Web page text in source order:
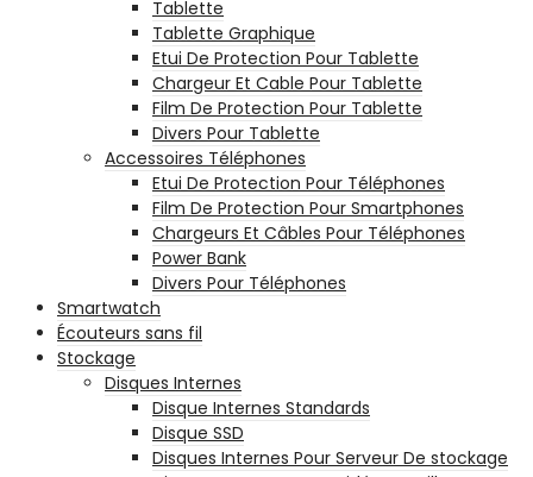
Tablette
Tablette Graphique
Etui De Protection Pour Tablette
Chargeur Et Cable Pour Tablette
Film De Protection Pour Tablette
Divers Pour Tablette
Accessoires Téléphones
Etui De Protection Pour Téléphones
Film De Protection Pour Smartphones
Chargeurs Et Câbles Pour Téléphones
Power Bank
Divers Pour Téléphones
Smartwatch
Écouteurs sans fil
Stockage
Disques Internes
Disque Internes Standards
Disque SSD
Disques Internes Pour Serveur De stockage